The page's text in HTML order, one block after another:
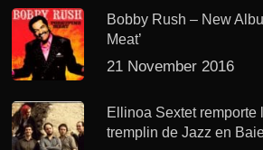
Bobby Rush – New
Meat’
21 November 2016
Ellinoa Sextet remporte
tremplin de Jazz en